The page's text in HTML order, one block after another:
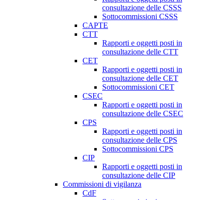
consultazione delle CSSS
Sottocommissioni CSSS
CAPTE
CTT
Rapporti e oggetti posti in
consultazione delle CTT
CET
Rapporti e oggetti posti in
consultazione delle CET
Sottocommissioni CET
CSEC
Rapporti e oggetti posti in
consultazione delle CSEC
CPS
Rapporti e oggetti posti in
consultazione delle CPS
Sottocommissioni CPS
CIP
Rapporti e oggetti posti in
consultazione delle CIP
Commissioni di vigilanza
CdF